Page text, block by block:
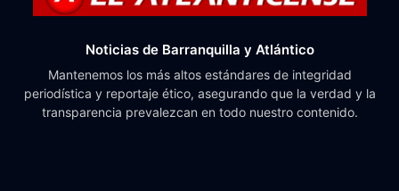
Noticias de Barranquilla y Atlántico
Mantenemos los más altos estándares de integridad
periodística y reportaje ético, asegurando que la verdad y la
transparencia prevalezcan en todo nuestro contenido.